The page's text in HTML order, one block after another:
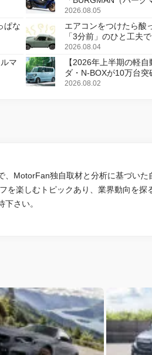
更し、8月18日に発売
2026.08.05
ぱな
エアコンをつけたら酸
「3分前」のひと工夫
2026.08.04
マ
【2026年上半期の軽
ダ・N-BOXが10万台
2026.08.02
、MotorFan独自取材と分析に基づいた
を楽しむトピックあり、業界動向を探
さい。